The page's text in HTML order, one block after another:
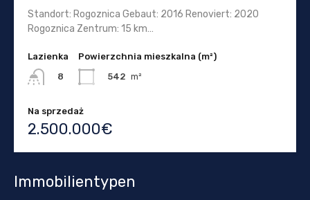
Standort: Rogoznica Gebaut: 2016 Renoviert: 2020
Rogoznica Zentrum: 15 km…
Lazienka
8
Powierzchnia mieszkalna (m²)
542 m²
Na sprzedaż
2.500.000€
Immobilientypen